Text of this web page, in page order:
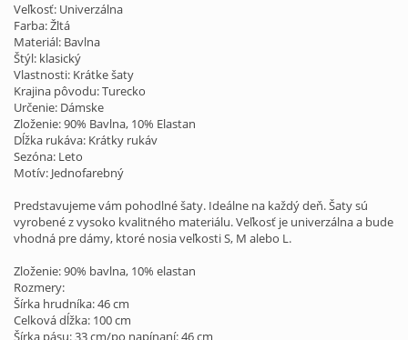
Veľkosť: Univerzálna
Farba: Žltá
Materiál: Bavlna
Štýl: klasický
Vlastnosti: Krátke šaty
Krajina pôvodu: Turecko
Určenie: Dámske
Zloženie: 90% Bavlna, 10% Elastan
Dĺžka rukáva: Krátky rukáv
Sezóna: Leto
Motív: Jednofarebný
Predstavujeme vám pohodlné šaty. Ideálne na každý deň. Šaty sú
vyrobené z vysoko kvalitného materiálu. Veľkosť je univerzálna a bude
vhodná pre dámy, ktoré nosia veľkosti S, M alebo L.
Zloženie: 90% bavlna, 10% elastan
Rozmery:
Šírka hrudníka: 46 cm
Celková dĺžka: 100 cm
Šírka pásu: 33 cm/po napínaní: 46 cm